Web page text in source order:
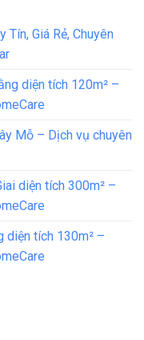
Tín, Giá Rẻ, Chuyên
diện tích 120m² –
Mỗ – Dịch vụ chuyên
diện tích 300m² –
diện tích 130m² –